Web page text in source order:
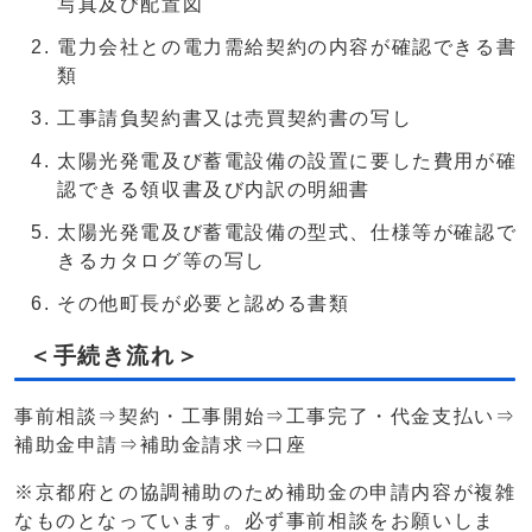
電力会社との電力需給契約の内容が確認できる書
類
工事請負契約書又は売買契約書の写し
太陽光発電及び蓄電設備の設置に要した費用が確
認できる領収書及び内訳の明細書
太陽光発電及び蓄電設備の型式、仕様等が確認で
きるカタログ等の写し
その他町長が必要と認める書類
＜手続き流れ＞
事前相談⇒契約・工事開始⇒工事完了・代金支払い⇒
補助金申請⇒補助金請求⇒口座
※京都府との協調補助のため補助金の申請内容が複雑
なものとなっています。必ず事前相談をお願いしま